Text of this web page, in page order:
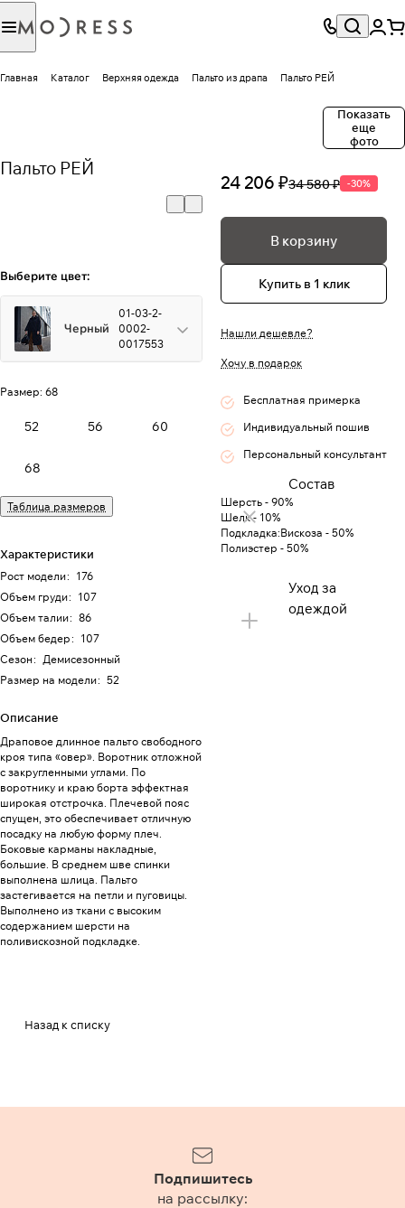
Главная Каталог Верхняя одежда Пальто из драпа Пальто РЕЙ
Показать
еще
фото
Пальто РЕЙ
Выберите цвет:
Черный
01-03-2-
0002-
0017553
Размер: 68
52 56 60
68
Таблица размеров
Характеристики
Рост модели: 176
Объем груди: 107
Объем талии: 86
Объем бедер: 107
Сезон: Демисезонный
Размер на модели: 52
Описание
Драповое длинное пальто свободного
кроя типа «овер». Воротник отложной
с закругленными углами. По
воротнику и краю борта эффектная
широкая отстрочка. Плечевой пояс
спущен, это обеспечивает отличную
посадку на любую форму плеч.
Боковые карманы накладные,
большие. В среднем шве спинки
выполнена шлица. Пальто
застегивается на петли и пуговицы.
Выполнено из ткани с высоким
содержанием шерсти на
поливискозной подкладке.
24 206 ₽34 580 ₽ -30%
В корзину
Купить в 1 клик
Нашли дешевле?
Хочу в подарок
Бесплатная примерка
Индивидуальный пошив
Персональный консультант
Состав
Шерсть - 90%
Шелк - 10%
Подкладка:Вискоза - 50%
Полиэстер - 50%
Уход за
одеждой
Назад к списку
Подпишитесь
на рассылку: